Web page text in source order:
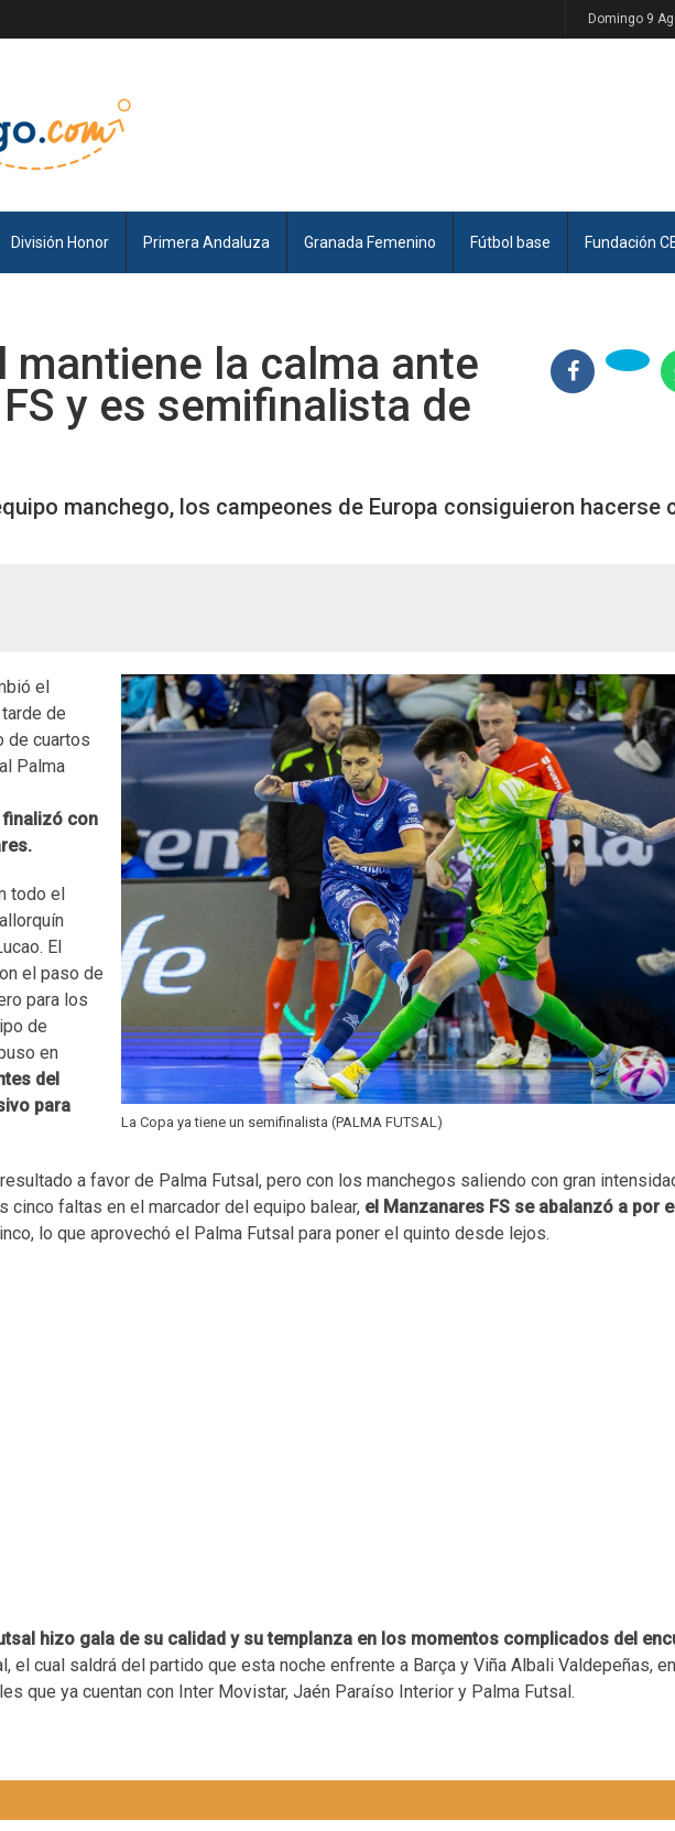
Domingo 9
División Honor Primera Andaluza Granada Femenino Fútbol base Fundación
mantiene la calma ante
y es semifinalista de
manchego, los campeones de Europa consiguieron hacerse
La Copa ya tiene un semifinalista (PALMA FUTSAL)
el
de
de cuartos
Palma
finalizó con
todo el
El
el paso de
para los
de
en
del
para
a favor de Palma Futsal, pero con los manchegos saliendo con gran
cinco faltas en el marcador del equipo balear, el Manzanares FS se abalanzó a por
lo que aprovechó el Palma Futsal para poner el quinto desde lejos.
hizo gala de su calidad y su templanza en los momentos complicados del
el cual saldrá del partido que esta noche enfrente a Barça y Viña Albali Valdepeñas,
que ya cuentan con Inter Movistar, Jaén Paraíso Interior y Palma Futsal.